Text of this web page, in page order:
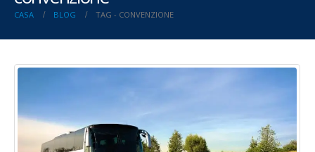
CASA BLOG TAG - CONVENZIONE